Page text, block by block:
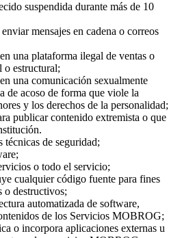
suspendida durante más de 10
mensajes en cadena o correos
una plataforma ilegal de ventas o
estructural;
una comunicación sexualmente
de acoso de forma que viole la
y los derechos de la personalidad;
publicar contenido extremista o que
de seguridad;
o todo el servicio;
cualquier código fuente para fines
o destructivos;
automatizada de software,
de los Servicios MOBROG;
o incorpora aplicaciones externas u